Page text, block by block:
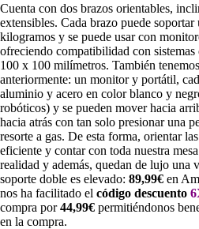
Cuenta con dos brazos orientables,
extensibles. Cada brazo puede
kilogramos y se puede usar con
ofreciendo compatibilidad con
100 x 100 milímetros. También
anteriormente: un monitor y portátil,
aluminio y acero en color blanco y
robóticos) y se pueden mover hacia
hacia atrás con tan solo presionar una
resorte a gas. De esta forma, orientar
eficiente y contar con toda nuestra
realidad y además, quedan de lujo una
soporte doble es elevado: 89,99€ en
nos ha facilitado el código descuento
compra por44,99€ permitiéndonos
en la compra.